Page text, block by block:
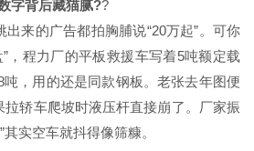
字背后藏猫腻??
出来的广告都拍胸脯说“20万起”。可你
，程力厂的平板救援车写着5吨额定载
，用的还是同款钢板。老张去年图便
拉轿车爬坡时液压杆直接崩了。厂家振
实空车就抖得像筛糠。